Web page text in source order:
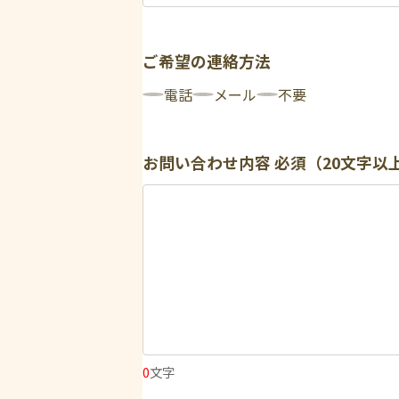
ご希望の連絡方法
電話 メール 不要
お問い合わせ内容必須（20文字以
0文字